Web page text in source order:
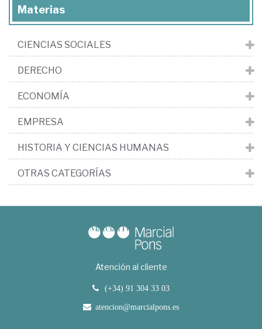
Materias
CIENCIAS SOCIALES
DERECHO
ECONOMÍA
EMPRESA
HISTORIA Y CIENCIAS HUMANAS
OTRAS CATEGORÍAS
Atención al cliente
(+34) 91 304 33 03
atencion@marcialpons.es